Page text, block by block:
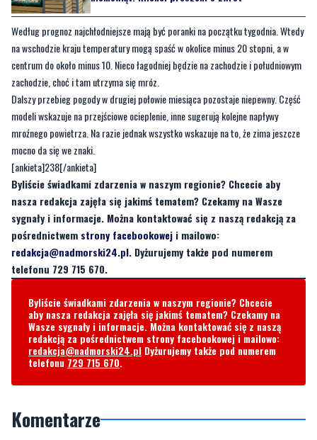
centrum do około minus 10. Nieco łagodniej będzie na zachodzie i południowym
zachodzie, choć i tam utrzyma się mróz.
Dalszy przebieg pogody w drugiej połowie miesiąca pozostaje niepewny. Część
modeli wskazuje na przejściowe ocieplenie, inne sugerują kolejne napływy
mroźnego powietrza. Na razie jednak wszystko wskazuje na to, że zima jeszcze
mocno da się we znaki.
[ankieta]238[/ankieta]
Byliście świadkami zdarzenia w naszym regionie? Chcecie aby
nasza redakcja zajęła się jakimś tematem? Czekamy na Wasze
sygnały i informacje. Można kontaktować się z naszą redakcją za
pośrednictwemstrony facebookoweji mailowo:
redakcja@nadmorski24.pl. Dyżurujemy także pod numerem
telefonu 729 715 670.
Byliście świadkami zdarzenia w naszym regionie? Chcecie
aby nasza redakcja zajęła się jakimś tematem? Czekamy na
Wasze sygnały i informacje. Można kontaktować się z naszą
redakcja@nadmorski24.plDyżurujemy także pod numerem
telefonu729 715 670.
Komentarze
Taka pogoda jest skutkiem gniewu Bożego z powodu tego, że